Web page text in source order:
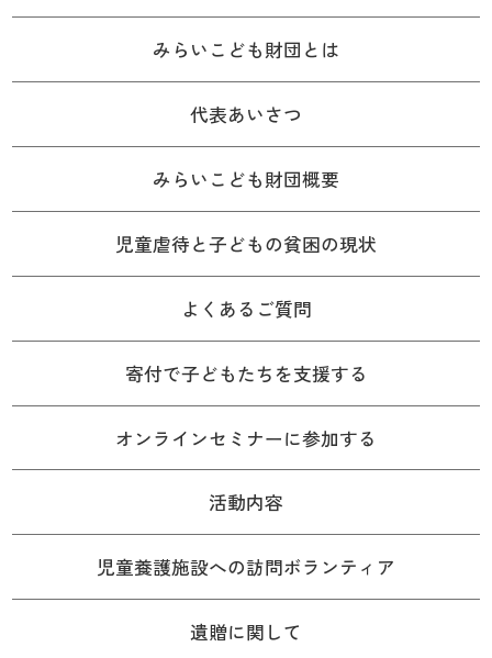
みらいこども財団とは
代表あいさつ
みらいこども財団概要
児童虐待と子どもの貧困の現状
よくあるご質問
寄付で子どもたちを支援する
オンラインセミナーに参加する
活動内容
児童養護施設への訪問ボランティア
遺贈に関して